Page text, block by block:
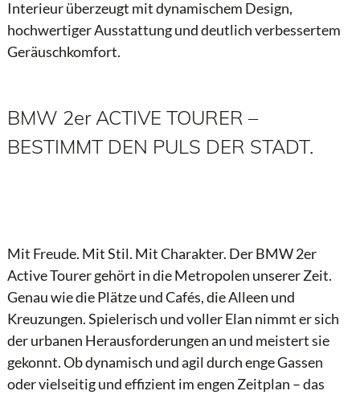
Interieur überzeugt mit dynamischem Design,
hochwertiger Ausstattung und deutlich verbessertem
Geräuschkomfort.
BMW 2er ACTIVE TOURER –
BESTIMMT DEN PULS DER STADT.
Mit Freude. Mit Stil. Mit Charakter. Der BMW 2er
Active Tourer gehört in die Metropolen unserer Zeit.
Genau wie die Plätze und Cafés, die Alleen und
Kreuzungen. Spielerisch und voller Elan nimmt er sich
der urbanen Herausforderungen an und meistert sie
gekonnt. Ob dynamisch und agil durch enge Gassen
oder vielseitig und effizient im engen Zeitplan – das